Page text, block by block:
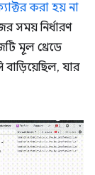
করা হয় না
সময় নির্ধারণ
মূল থ্রেডে
যার